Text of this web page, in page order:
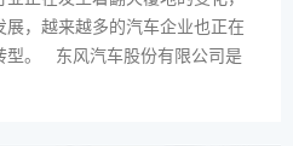
，越来越多的汽车企业也正在
型。 东风汽车股份有限公司是